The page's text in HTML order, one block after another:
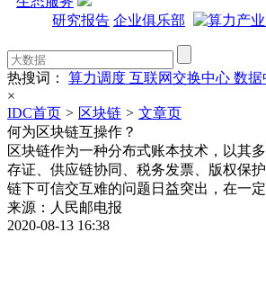
研究报告 企业俱乐部
热搜词： 算力调度 互联网交换中心 数据
×
IDC首页 > 区块链 > 文章页
何为区块链互操作？
区块链作为一种分布式账本技术，以其
存证、供应链协同、税务发票、版权保
链下可信交互难的问题日益突出，在一
来源：人民邮电报
2020-08-13 16:38